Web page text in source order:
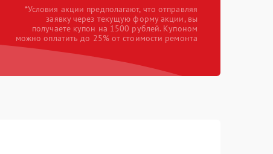
*Условия акции предполагают, что отправляя
заявку через текущую форму акции, вы
получаете купон на 1500 рублей. Купоном
можно оплатить до 25% от стоимости ремонта